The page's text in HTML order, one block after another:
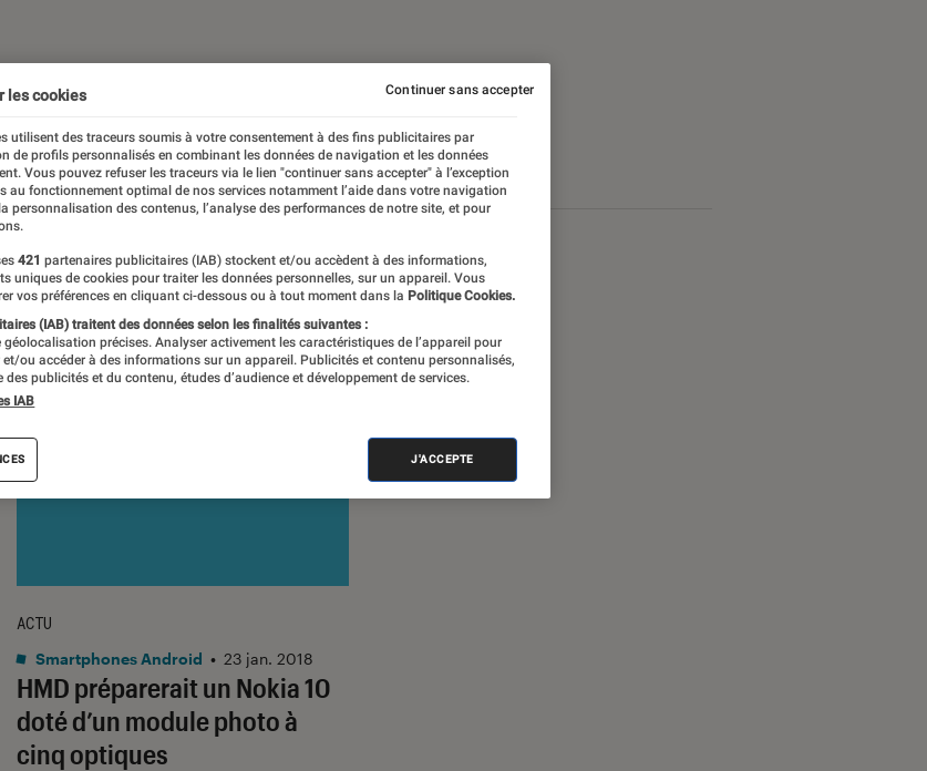
conseils Pop Culture Tech
HMD préparerait un Nokia 10
doté d’un module photo à
cinq optiques
ACTU
Smartphones Android • 23 jan. 2018
les cookies
utilisent des traceurs soumis à votre consentement à des fins publicitaires par
de profils personnalisés en combinant les données de navigation et les données
Vous pouvez refuser les traceurs via le lien "continuer sans accepter" à l’exception
au fonctionnement optimal de nos services notamment l’aide dans votre navigation
personnalisation des contenus, l’analyse des performances de notre site, et pour
421 partenaires publicitaires (IAB) stockent et/ou accèdent à des informations,
uniques de cookies pour traiter les données personnelles, sur un appareil. Vous
vos préférences en cliquant ci-dessous ou à tout moment dans la Politique Cookies.
(IAB) traitent des données selon les finalités suivantes :
géolocalisation précises. Analyser activement les caractéristiques de l’appareil pour
et/ou accéder à des informations sur un appareil. Publicités et contenu personnalisés,
des publicités et du contenu, études d’audience et développement de services.
IAB
J'ACCEPTE
Continuer sans accepter